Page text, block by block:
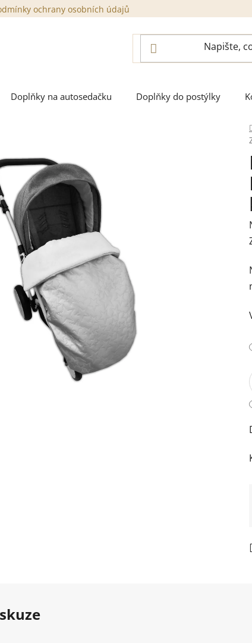
ochrany osobních údajů
Doplňky na autosedačku Doplňky do postýlky